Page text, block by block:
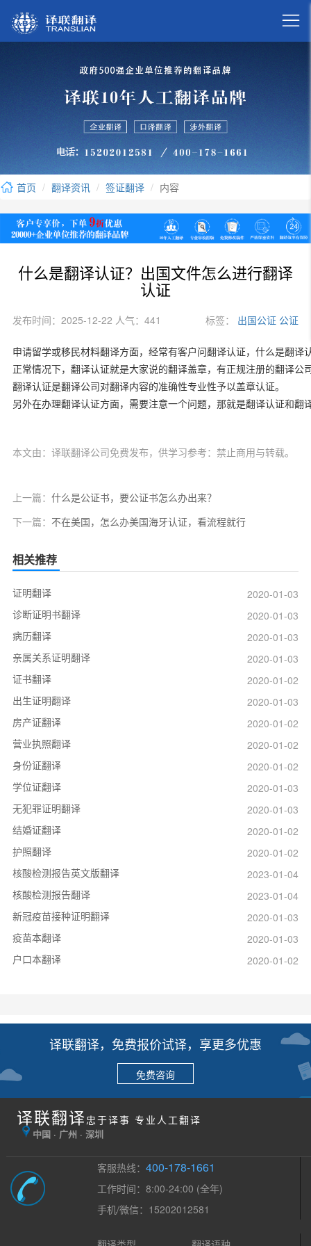

首页 翻译资讯 签证翻译 内容
什么是翻译认证？出国文件怎么进行翻译
认证
发布时间：2025-12-22 人气：441 标签： 出国公证 公证
申请留学或移民材料翻译方面，经常有客户问翻译认证，什么是翻译
正常情况下，翻译认证就是大家说的翻译盖章，有正规注册的翻译
翻译认证是翻译公司对翻译内容的准确性专业性予以盖章认证。
另外在办理翻译认证方面，需要注意一个问题，那就是翻译认证和
本文由：译联翻译公司免费发布，供学习参考：禁止商用与转载。
上一篇： 什么是公证书，要公证书怎么办出来？
下一篇： 不在美国，怎么办美国海牙认证，看流程就行
相关推荐
证明翻译
2020-01-03
诊断证明书翻译
2020-01-03
病历翻译
2020-01-03
亲属关系证明翻译
2020-01-03
证书翻译
2020-01-02
出生证明翻译
2020-01-03
房产证翻译
2020-01-02
营业执照翻译
2020-01-02
身份证翻译
2020-01-02
学位证翻译
2020-01-03
无犯罪证明翻译
2020-01-03
结婚证翻译
2020-01-02
护照翻译
2020-01-02
核酸检测报告英文版翻译
2023-01-04
核酸检测报告翻译
2023-01-04
新冠疫苗接种证明翻译
2020-01-03
疫苗本翻译
2020-01-03
户口本翻译
2020-01-02
译联翻译，免费报价试译，享更多优惠
免费咨询
译联翻译 忠于译事 专业人工翻译
中国 · 广州 · 深圳
客服热线：400-178-1661
工作时间：8:00-24:00 (全年)
手机/微信：15202012581